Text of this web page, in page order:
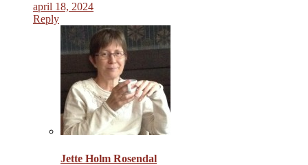
april 18, 2024
Reply
Jette Holm Rosendal